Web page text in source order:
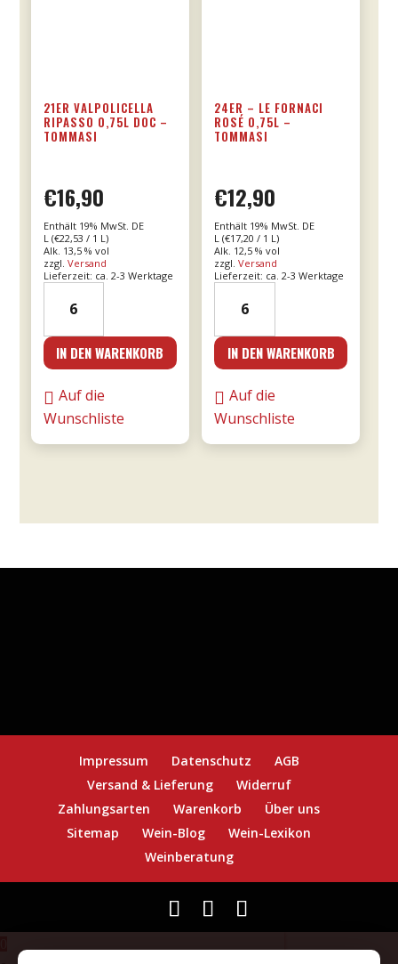
21ER VALPOLICELLA
RIPASSO 0,75L DOC –
TOMMASI
€16,90
Enthält 19% MwSt. DE
L (€22,53 / 1 L)
Alk. 13,5 % vol
zzgl. Versand
Lieferzeit: ca. 2-3 Werktage
Valpolicella
Ripasso
0,75l
DOC
-
IN DEN WARENKORB
Auf die
Wunschliste
24ER – LE FORNACI
ROSÉ 0,75L –
TOMMASI
€12,90
Enthält 19% MwSt. DE
L (€17,20 / 1 L)
Alk. 12,5 % vol
zzgl.Versand
Lieferzeit: ca. 2-3 Werktage
Le
Fornaci
Rosé
0,75l
IN DEN WARENKORB
Auf die
Wunschliste
Impressum Datenschutz
AGB
Versand & Lieferung
Widerruf
Zahlungsarten
Warenkorb
Über uns
Sitemap
Wein-Blog
Wein-Lexikon
Weinberatung